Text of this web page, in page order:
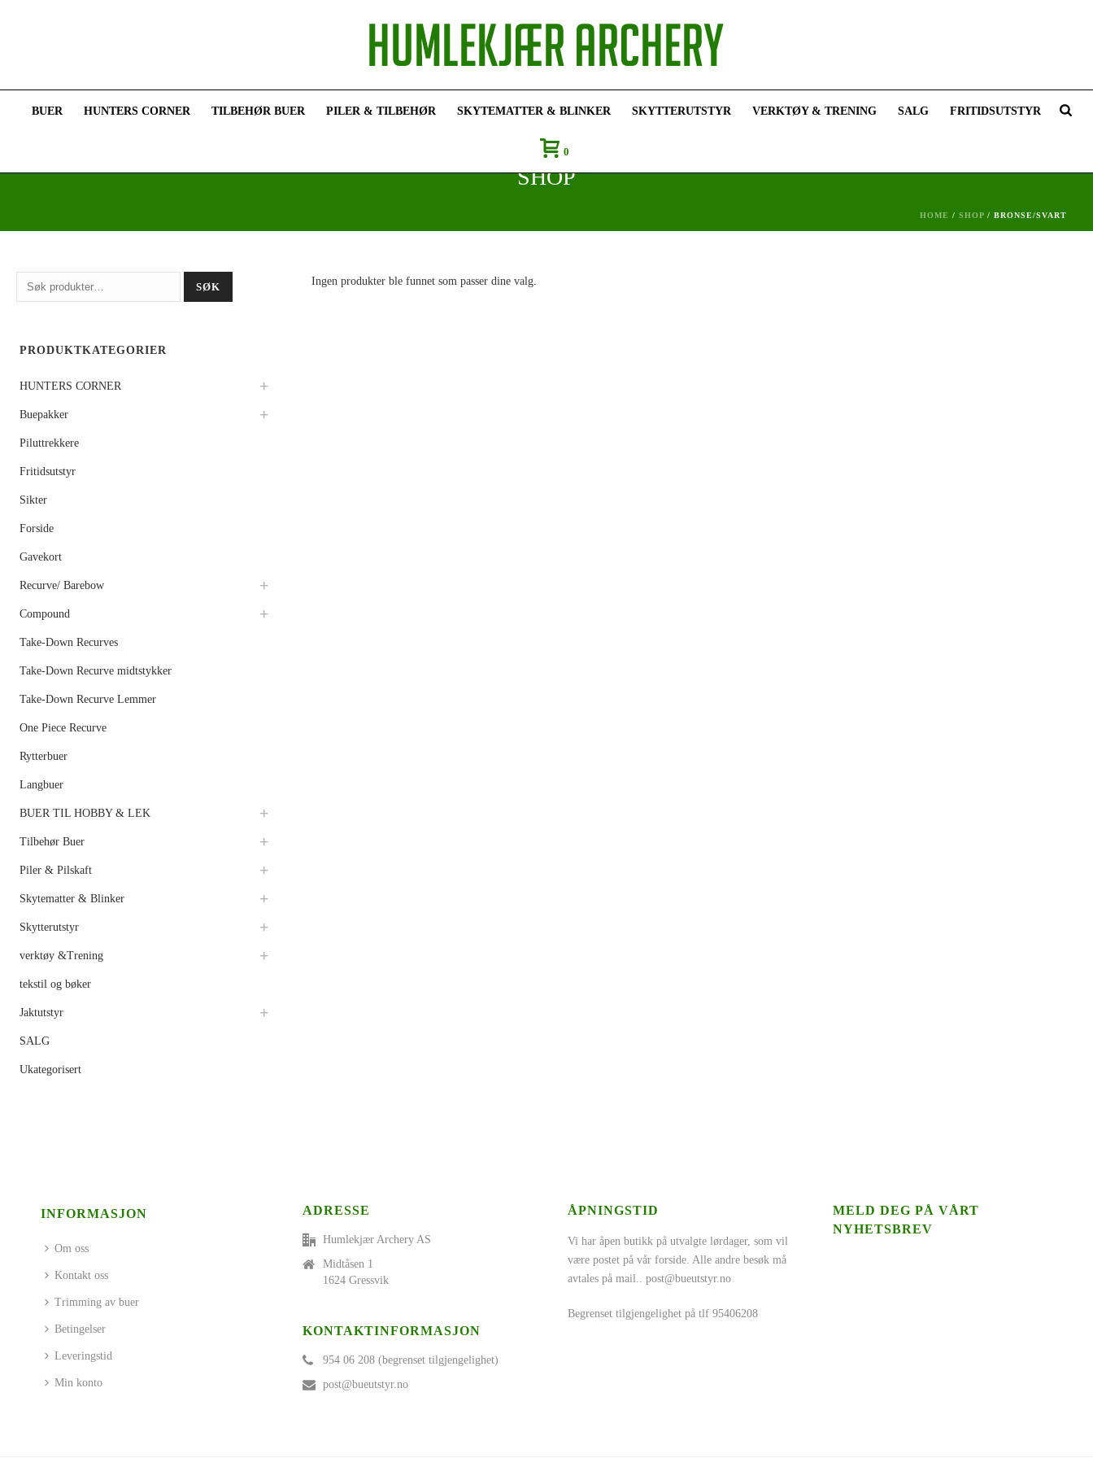
BUER HUNTERS CORNER TILBEHØR BUER PILER & TILBEHØR SKYTEMATTER & BLINKER SKYTTERUTSTYR VERKTØY & TRENING SALG FRITIDSUTSTYR
0
SHOP
HOME / SHOP / BRONSE/SVART
Ingen produkter ble funnet som passer dine valg.
Søk
etter:
SØK
PRODUKTKATEGORIER
HUNTERS CORNER
Buepakker
Piluttrekkere
Fritidsutstyr
Sikter
Forside
Gavekort
Recurve/ Barebow
Compound
Take-Down Recurves
Take-Down Recurve midtstykker
Take-Down Recurve Lemmer
One Piece Recurve
Rytterbuer
Langbuer
BUER TIL HOBBY & LEK
Tilbehør Buer
Piler & Pilskaft
Skytematter & Blinker
Skytterutstyr
verktøy &Trening
tekstil og bøker
Jaktutstyr
SALG
Ukategorisert
INFORMASJON
Om oss
Kontakt oss
Trimming av buer
Betingelser
Leveringstid
Min konto
ADRESSE
Humlekjær Archery AS
Midtåsen 1
1624 Gressvik
KONTAKTINFORMASJON
954 06 208 (begrenset tilgjengelighet)
post@bueutstyr.no
ÅPNINGSTID
Vi har åpen butikk på utvalgte lørdager, som vil
være postet på vår forside. Alle andre besøk må
avtales på mail..post@bueutstyr.no
Begrenset tilgjengelighet på tlf 95406208
MELD DEG PÅ VÅRT
NYHETSBREV